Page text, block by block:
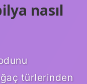
nasıl
türlerinden